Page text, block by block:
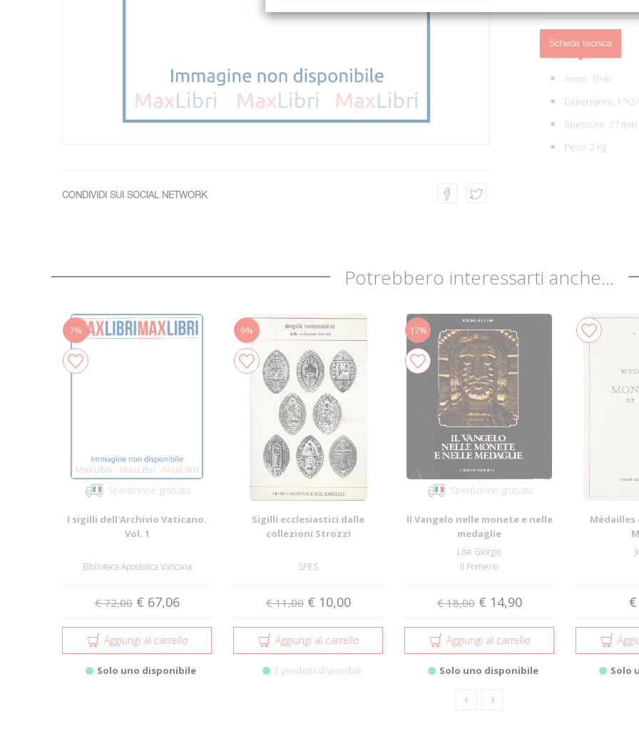
CONDIVIDI SUI SOCIAL NETWORK
Scheda tecnica
Anno: 1946
Dimensioni:
Spessore: 27 mm
Peso: 2 Kg
Potrebbero interessarti anche...
7%
Spedizione gratuita
I sigilli dell'Archivio Vaticano.
Vol. 1
Biblioteca Apostolica Vaticana
€ 72,00 € 67,06
Aggiungi al carrello
Solo uno disponibile
9%
Sigilli ecclesiastici dalle
collezioni Strozzi
SPES
€ 11,00 € 10,00
Aggiungi al carrello
2 prodotti disponibili
17%
Spedizione gratuita
Il Vangelo nelle monete e nelle
medaglie
Lise Giorgio
Il Pomerio
€ 18,00 € 14,90
Aggiungi al carrello
Solo uno disponibile
Médailles
Solo